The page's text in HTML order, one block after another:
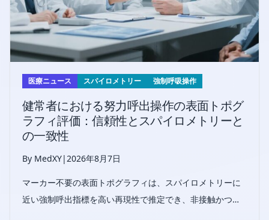
医療ニュース スパイロメトリー 強制呼吸操作
健常者における努力呼出操作の表面トポグ
ラフィ評価：信頼性とスパイロメトリーと
の一致性
By MedXY|2026年8月7日
マーカー不要の表面トポグラフィは、スパイロメトリーに
近い強制呼出指標を高い再現性で推定でき、非接触かつ実